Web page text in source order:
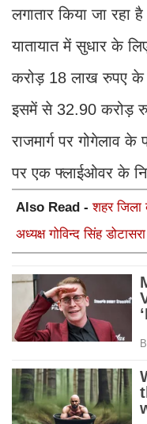
लगातार किया जा
यातायात में सुधार के
करोड़ 18 लाख रुपए के
इसमें से 32.90 करोड़
राजमार्ग पर गोगेलाव
पर एक फ्लाईओवर के
Also Read -शहर जिला
अध्यक्ष गोविन्द सिंह